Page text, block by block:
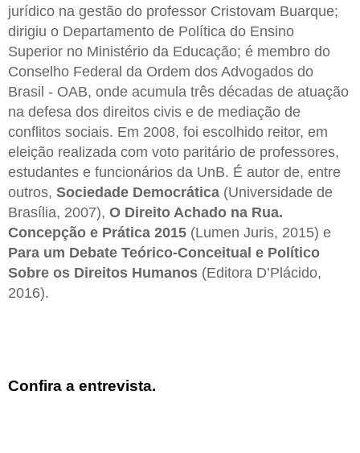
jurídico na gestão do professor Cristovam Buarque;
dirigiu o Departamento de Política do Ensino
Superior no Ministério da Educação; é membro do
Conselho Federal da Ordem dos Advogados do
Brasil - OAB, onde acumula três décadas de atuação
na defesa dos direitos civis e de mediação de
conflitos sociais. Em 2008, foi escolhido reitor, em
eleição realizada com voto paritário de professores,
estudantes e funcionários da UnB. É autor de, entre
outros, Sociedade Democrática (Universidade de
Brasília, 2007), O Direito Achado na Rua.
Concepção e Prática 2015 (Lumen Juris, 2015) e
Para um Debate Teórico-Conceitual e Político
Sobre os Direitos Humanos (Editora D’Plácido,
2016).
Confira a entrevista.